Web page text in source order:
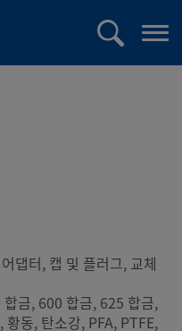
댑터, 캡 및 플러그, 교체
금, 600 합금, 625 합금,
동, 탄소강, PFA, PTFE,